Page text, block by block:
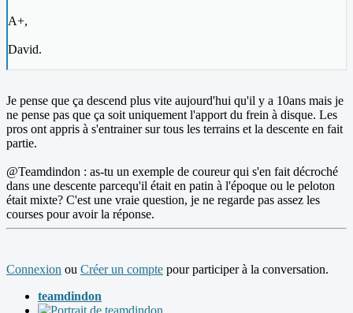
A+,
David.
Je pense que ça descend plus vite aujourd'hui qu'il y a 10ans mais je
ne pense pas que ça soit uniquement l'apport du frein à disque. Les
pros ont appris à s'entrainer sur tous les terrains et la descente en fait
partie.
@Teamdindon : as-tu un exemple de coureur qui s'en fait décroché
dans une descente parcequ'il était en patin à l'époque ou le peloton
était mixte? C'est une vraie question, je ne regarde pas assez les
courses pour avoir la réponse.
Connexion ou Créer un compte pour participer à la conversation.
teamdindon